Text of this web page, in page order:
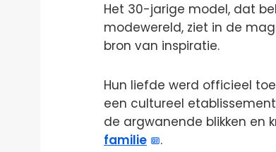
Het 30-jarige model, dat
modewereld, ziet in de
bron van inspiratie.
Hun liefde werd officieel
een cultureel
de argwanende blikken en
familie
.